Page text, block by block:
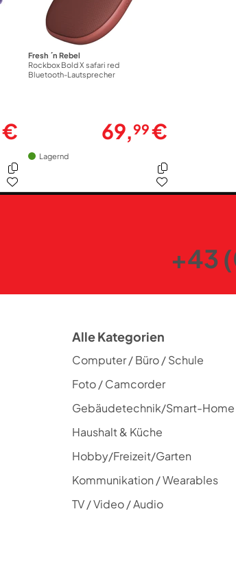
€
Fresh ´n Rebel
Rockbox Bold X safari red
Bluetooth-Lautsprecher
69,99€
Lagernd
+43
Alle Kategorien
Computer / Büro / Schule
Foto / Camcorder
Gebäudetechnik/Smart-Home
Haushalt & Küche
Hobby/Freizeit/Garten
Kommunikation / Wearables
TV / Video / Audio